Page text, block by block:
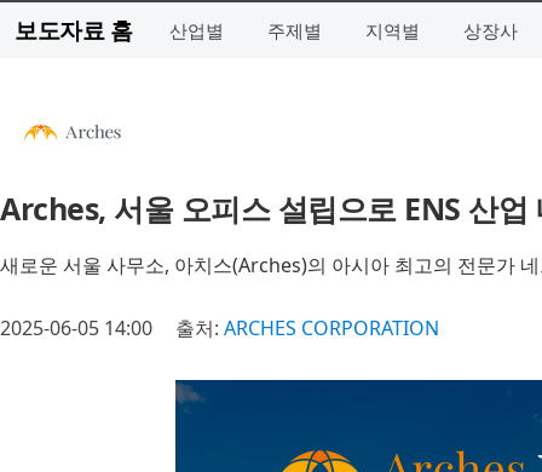
보도자료 홈 산업별 주제별 지역별 상장사
Arches, 서울 오피스 설립으로 ENS 산
새로운 서울 사무소, 아치스(Arches)의 아시아 최고의 전문가
2025-06-05 14:00 출처: ARCHES CORPORATION